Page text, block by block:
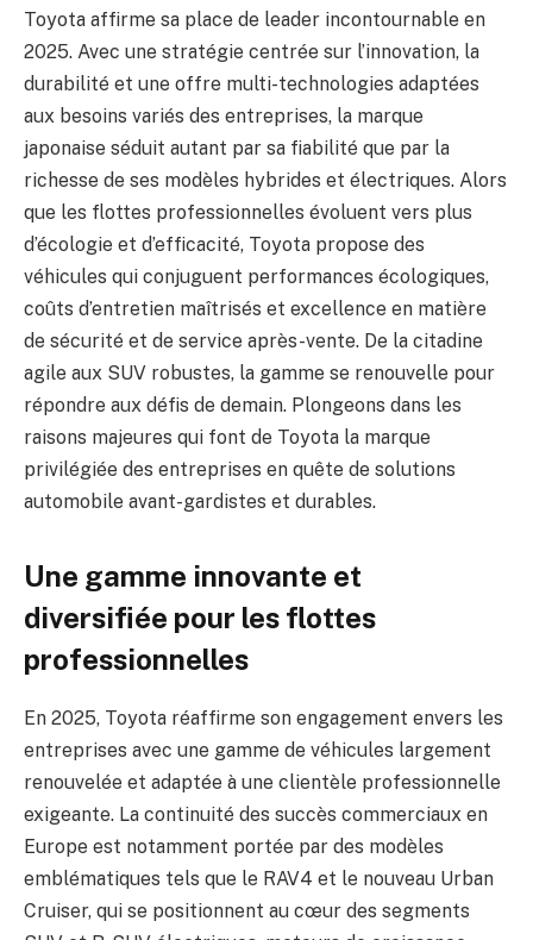
Toyota affirme sa place de leader incontournable en
2025. Avec une stratégie centrée sur l’innovation, la
durabilité et une offre multi-technologies adaptées
aux besoins variés des entreprises, la marque
japonaise séduit autant par sa fiabilité que par la
richesse de ses modèles hybrides et électriques. Alors
que les flottes professionnelles évoluent vers plus
d’écologie et d’efficacité, Toyota propose des
véhicules qui conjuguent performances écologiques,
coûts d’entretien maîtrisés et excellence en matière
de sécurité et de service après-vente. De la citadine
agile aux SUV robustes, la gamme se renouvelle pour
répondre aux défis de demain. Plongeons dans les
raisons majeures qui font de Toyota la marque
privilégiée des entreprises en quête de solutions
automobile avant-gardistes et durables.
Une gamme innovante et
diversifiée pour les flottes
professionnelles
En 2025, Toyota réaffirme son engagement envers les
entreprises avec une gamme de véhicules largement
renouvelée et adaptée à une clientèle professionnelle
exigeante. La continuité des succès commerciaux en
Europe est notamment portée par des modèles
emblématiques tels que le RAV4 et le nouveau Urban
Cruiser, qui se positionnent au cœur des segments